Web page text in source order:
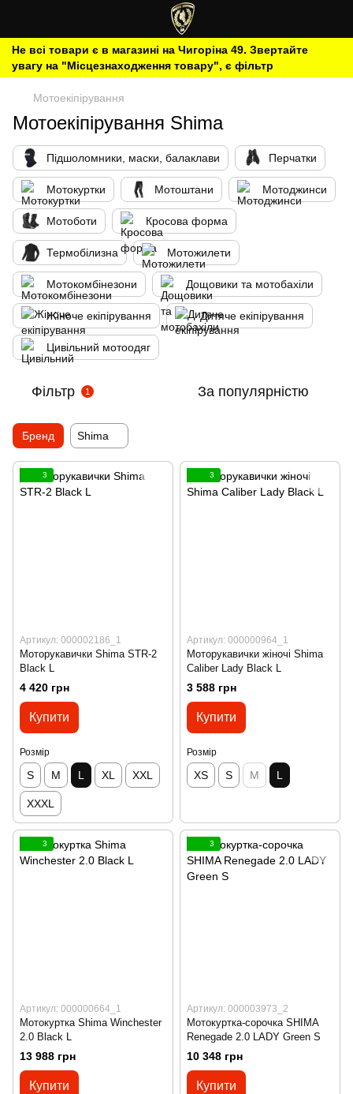
Не всі товари є в магазині на Чигоріна 49. Звертайте
увагу на "Місцезнаходження товару", є фільтр
Мотоекіпірування
Мотоекіпірування Shima
Підшоломники, маски, балаклави Перчатки
Мотокуртки Мотоштани Мотоджинси
Мотоботи Кросова форма
Термобілизна Мотожилети
Мотокомбінезони Дощовики та мотобахіли
Жіноче екіпірування Дитяче екіпірування
Цивільний мотоодяг
Фільтр 1 За популярністю
Бренд Shima
3
Артикул: 000002186_1
Моторукавички Shima STR-2
Black L
4 420 грн
Купити
Розмір
S M L XL XXL
XXXL
3
Артикул: 000000964_1
Моторукавички жіночі Shima
Caliber Lady Black L
3 588 грн
Купити
Розмір
XS S M L
3
Артикул: 000000664_1
Мотокуртка Shima Winchester
2.0 Black L
13 988 грн
Купити
3
Артикул: 000003973_2
Мотокуртка-сорочка SHIMA
Renegade 2.0 LADY Green S
10 348 грн
Купити